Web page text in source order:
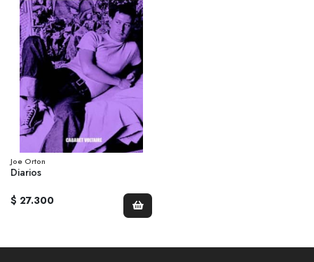
Joe Orton
Diarios
$ 27.300